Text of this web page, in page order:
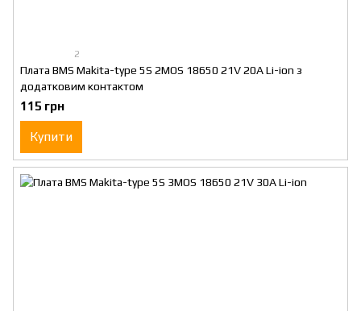
2
Плата BMS Makita-type 5S 2MOS 18650 21V 20A Li-ion з
додатковим контактом
115 грн
Купити